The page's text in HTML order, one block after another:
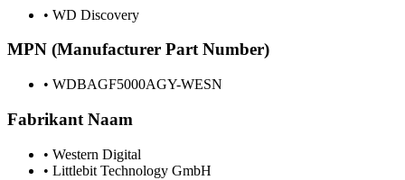
• WD Discovery
MPN (Manufacturer Part Number)
• WDBAGF5000AGY-WESN
Fabrikant Naam
• Western Digital
• Littlebit Technology GmbH